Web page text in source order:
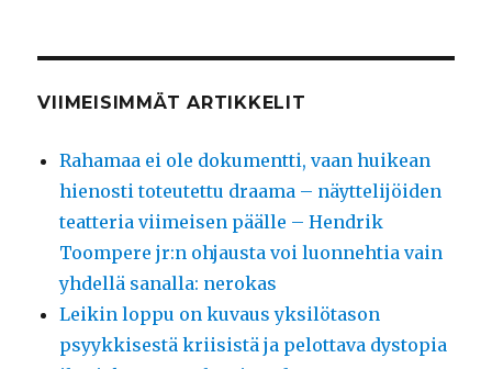
VIIMEISIMMÄT ARTIKKELIT
Rahamaa ei ole dokumentti, vaan huikean
hienosti toteutettu draama – näyttelijöiden
teatteria viimeisen päälle – Hendrik
Toompere jr:n ohjausta voi luonnehtia vain
yhdellä sanalla: nerokas
Leikin loppu on kuvaus yksilötason
psyykkisestä kriisistä ja pelottava dystopia